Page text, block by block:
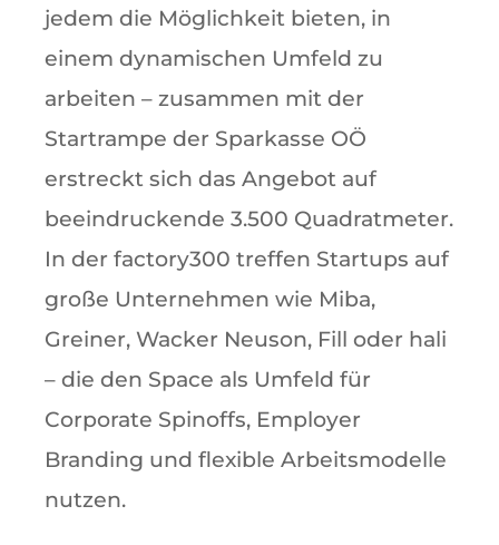
jedem die Möglichkeit bieten, in
einem dynamischen Umfeld zu
arbeiten – zusammen mit der
Startrampe der Sparkasse OÖ
erstreckt sich das Angebot auf
beeindruckende 3.500 Quadratmeter.
In der factory300 treffen Startups auf
große Unternehmen wie Miba,
Greiner, Wacker Neuson, Fill oder hali
– die den Space als Umfeld für
Corporate Spinoffs, Employer
Branding und flexible Arbeitsmodelle
nutzen.